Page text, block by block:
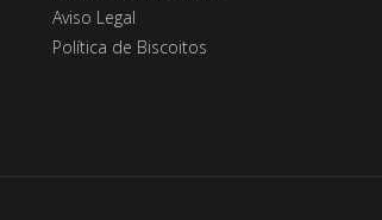
Aviso Legal
Política de Biscoitos